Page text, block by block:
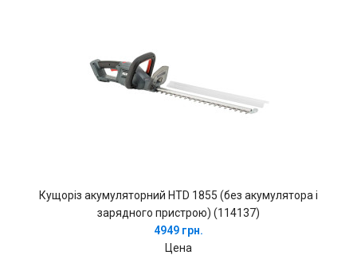
Кущоріз акумуляторний HTD 1855 (без акумулятора і
зарядного пристрою) (114137)
4949 грн.
Цена